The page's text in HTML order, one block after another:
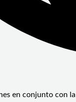
en conjunto con